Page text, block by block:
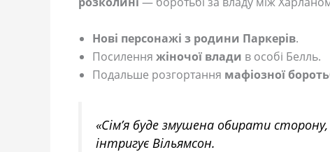
Нові персонажі з родини Паркерів.
Посилення жіночої влади в особі Белль.
Подальше розгортання мафіозної
«Сім’я буде змушена обирати
інтригує Вільямсон.